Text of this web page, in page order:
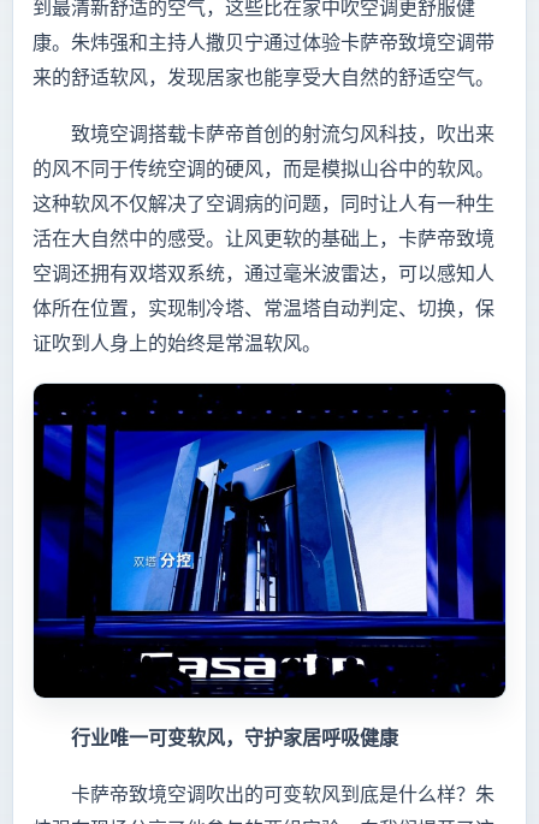
到最清新舒适的空气，这些比在家中吹空调更舒服健
康。朱炜强和主持人撒贝宁通过体验卡萨帝致境空调带
来的舒适软风，发现居家也能享受大自然的舒适空气。
致境空调搭载卡萨帝首创的射流匀风科技，吹出来
的风不同于传统空调的硬风，而是模拟山谷中的软风。
这种软风不仅解决了空调病的问题，同时让人有一种生
活在大自然中的感受。让风更软的基础上，卡萨帝致境
空调还拥有双塔双系统，通过毫米波雷达，可以感知人
体所在位置，实现制冷塔、常温塔自动判定、切换，保
证吹到人身上的始终是常温软风。
行业唯一可变软风，守护家居呼吸健康
卡萨帝致境空调吹出的可变软风到底是什么样？朱